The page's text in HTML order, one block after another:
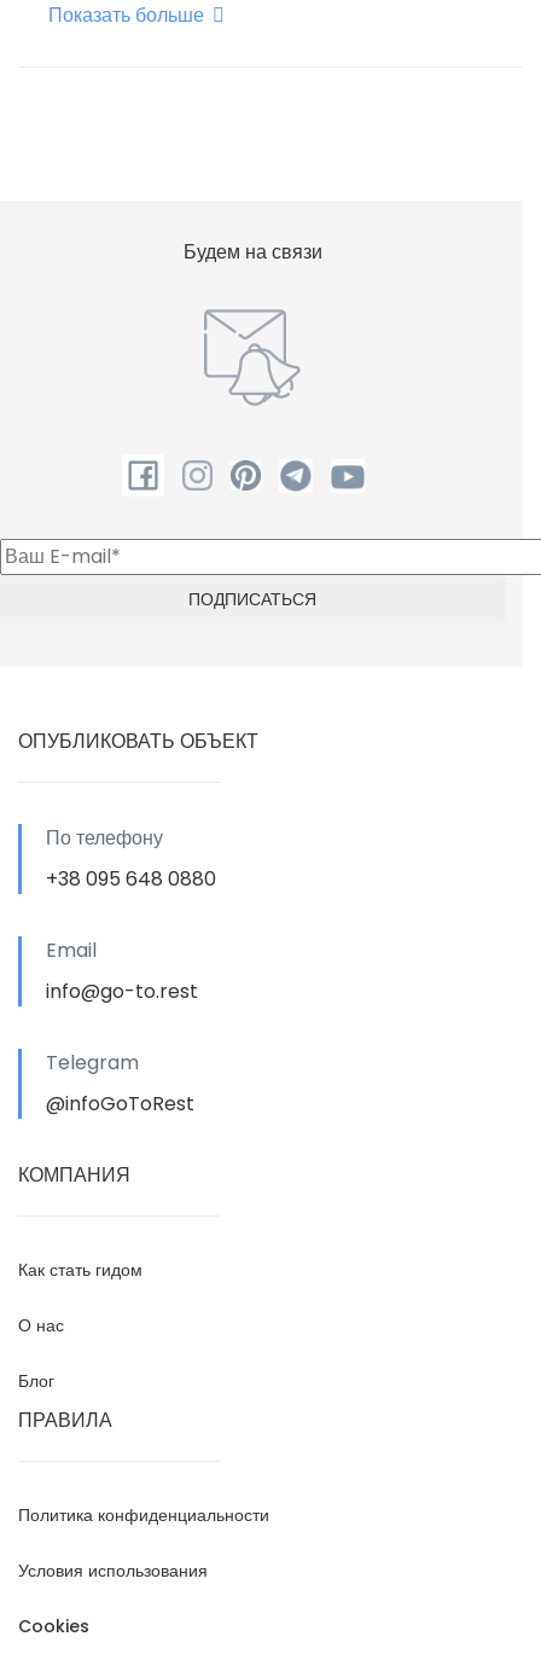
Отопление
Показать больше
Будем на связи
ОПУБЛИКОВАТЬ ОБЪЕКТ
По телефону
+38 095 648 0880
Email
info@go-to.rest
Telegram
@infoGoToRest
КОМПАНИЯ
Как стать гидом
О нас
Блог
ПРАВИЛА
Политика конфиденциальности
Условия использования
Cookies